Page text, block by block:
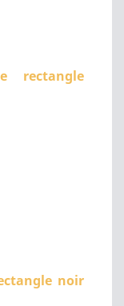
rectangle
noir